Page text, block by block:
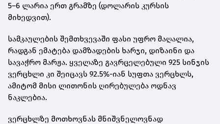
5–6 ლარია ერთ გრამზე (დოლარის კურსის
მიხედვით).
სამკაულების შემთხვევაში ფასი უფრო მაღალია,
რადგან ემატება დამზადების ხარჯი, დიზაინი და
სავაჭრო მარჟა. ყველაზე გავრცელებული 925 სინჯის
ვერცხლი კი შეიცავს 92.5%-იან სუფთა ვერცხლს,
ამიტომ მისი ლითონის ღირებულება ოდნავ
ნაკლებია.
ვერცხლზე მოთხოვნას მნიშვნელოვნად